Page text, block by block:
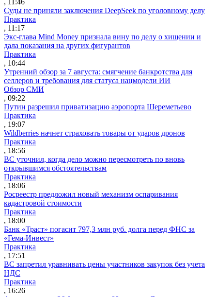
Суды не приняли заключения DeepSeek по уголовному делу
Практика
, 11:17
Экс-глава Mind Money признала вину по делу о хищении и
дала показания на других фигурантов
Практика
, 10:44
Утренний обзор за 7 августа: смягчение банкротства для
селлеров и требования для статуса нацмодели ИИ
Обзор СМИ
, 09:22
Путин разрешил приватизацию аэропорта Шереметьево
Практика
, 19:07
Wildberries начнет страховать товары от ударов дронов
Практика
, 18:56
ВС уточнил, когда дело можно пересмотреть по вновь
открывшимся обстоятельствам
Практика
, 18:06
Росреестр предложил новый механизм оспаривания
кадастровой стоимости
Практика
, 18:00
Банк «Траст» погасит 797,3 млн руб. долга перед ФНС за
«Гема-Инвест»
Практика
, 17:51
ВС запретил уравнивать цены участников закупок без учета
НДС
Практика
, 16:26